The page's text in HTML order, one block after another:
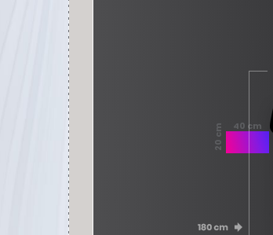
40 cm
20 cm